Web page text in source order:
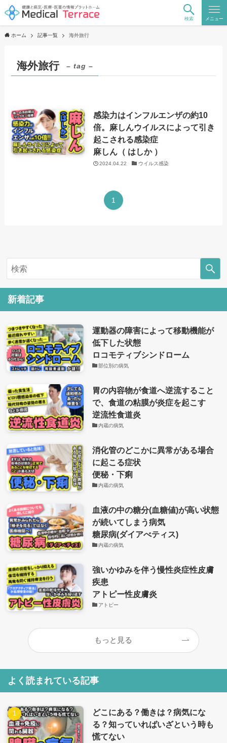
検索 メニュー
ホーム 記事一覧 海外旅行
海外旅行 – tag –
感染力はインフルエンザの約10
倍。麻しんウイルスによって引き
起こされる感染症
麻しん（ はしか ）
2024.04.22 ウイルス感染
1
新着記事
運動器の障害によって移動機能が
低下した状態
ロコモティブシンドローム
部位別の病気
胃の内容物が食道へ逆流すること
で、食道の粘膜が炎症を起こす
逆流性食道炎
内蔵の病気
消化管のどこかに異常がある場合
に起こる症状
便秘・下痢
内蔵の病気
血液の中の糖分(血糖値)が高い状態
が続いてしまう病気
糖尿病(ダイアべティス)
内蔵の病気
強いかゆみを伴う慢性炎症性皮膚
疾患
アトピー性皮膚炎
アトピー
もっと見る
よく読まれている記事
どこにある？働きは？病気にな
る？知っていればいざという時も
慌てない